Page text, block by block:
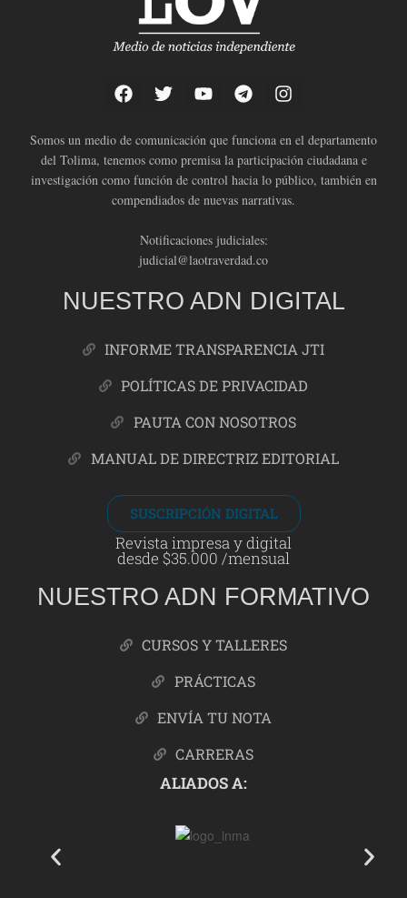
Somos un medio de comunicación que funciona en el departamento
del Tolima, tenemos como premisa la participación ciudadana e
investigación como función de control hacia lo público, también en
compendiados de nuevas narrativas.
Notificaciones judiciales:
judicial@laotraverdad.co
NUESTRO ADN DIGITAL
INFORME TRANSPARENCIA JTI
POLÍTICAS DE PRIVACIDAD
PAUTA CON NOSOTROS
MANUAL DE DIRECTRIZ EDITORIAL
SUSCRIPCIÓN DIGITAL
Revista impresa y digital
desde $35.000 /mensual
NUESTRO ADN FORMATIVO
CURSOS Y TALLERES
PRÁCTICAS
ENVÍA TU NOTA
CARRERAS
ALIADOS A: